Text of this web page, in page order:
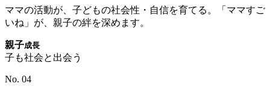
ママの活動が、子どもの社会性・自信を育てる。「ママすご
いね」が、親子の絆を深めます。
親子成長
子も社会と出会う
No. 04